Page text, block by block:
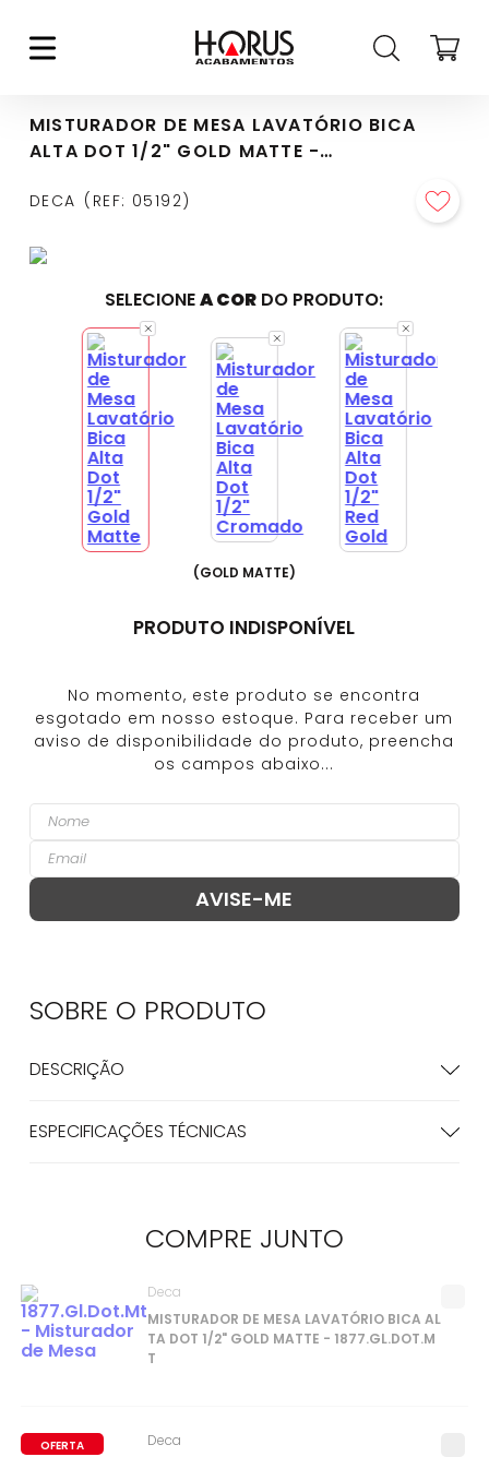
MISTURADOR DE MESA LAVATÓRIO BICA
ALTA DOT 1/2" GOLD MATTE -
DECA REF: 05192
SELECIONEA COR DO PRODUTO:
(GOLD MATTE)
PRODUTO INDISPONÍVEL
SOBRE O PRODUTO
DESCRIÇÃO
ESPECIFICAÇÕES TÉCNICAS
COMPRE JUNTO
MISTURADOR DE MESA LAVATÓRIO BICA AL
TA DOT 1/2" GOLD MATTE - 1877.GL.DOT.M
T
Deca
OFERTA Deca